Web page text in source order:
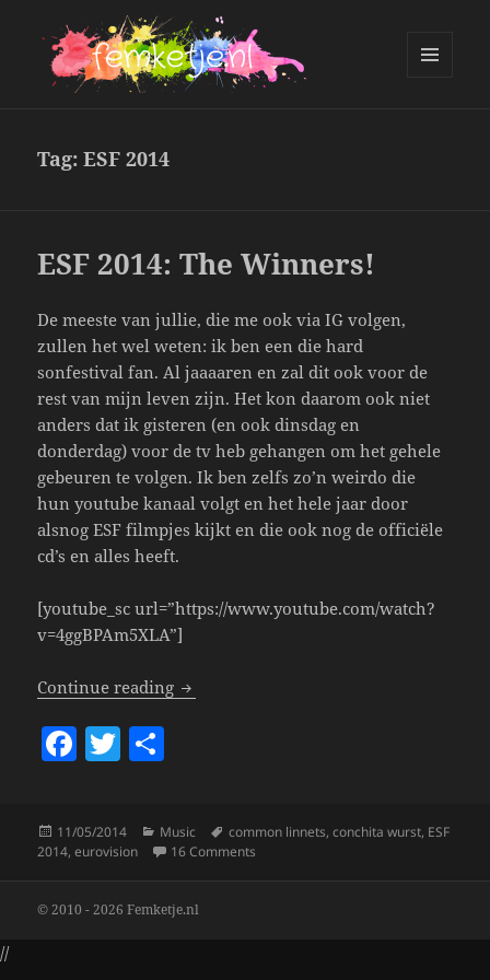
Tag:ESF 2014
ESF 2014: The Winners!
De meeste van jullie, die me ook via IG volgen,
zullen het wel weten: ik ben een die hard
sonfestival fan. Al jaaaaren en zal dit ook voor de
rest van mijn leven zijn. Het kon daarom ook niet
anders dat ik gisteren (en ook dinsdag en
donderdag) voor de tv heb gehangen om het gehele
gebeuren te volgen. Ik ben zelfs zo’n weirdo die
hun youtube kanaal volgt en het hele jaar door
alsnog ESF filmpjes kijkt en die ook nog de officiële
cd’s en alles heeft.
[youtube_sc url=”https://www.youtube.com/watch?
v=4ggBPAm5XLA”]
Continue reading ESF 2014: The Winners!
F
e
o
T
erre
Posted
on
11/05/2014 Categories
Music Tags
common linnets,conchita wurst, ESF
2014,eurovision 16 Comments
© 2010 - 2026 Femketje.nl
//